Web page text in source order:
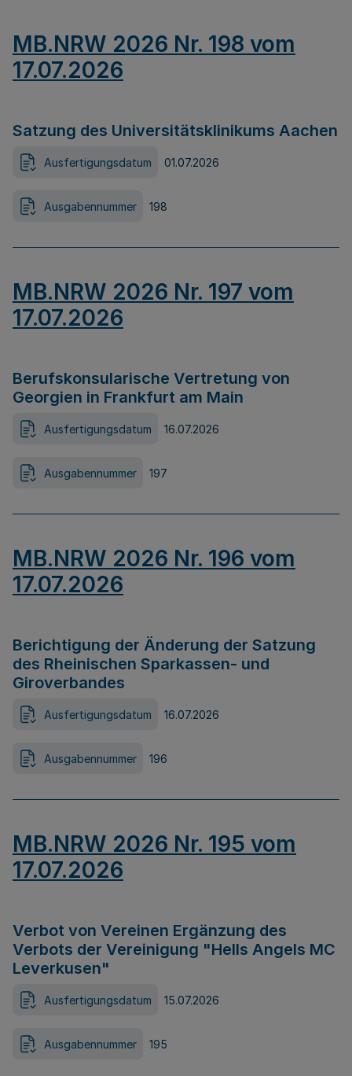
MB.NRW 2026 Nr. 198 vom
17.07.2026
Satzung des Universitätsklinikums Aachen
Ausfertigungsdatum 01.07.2026
Ausgabennummer 198
MB.NRW 2026 Nr. 197 vom
17.07.2026
Berufskonsularische Vertretung von
Georgien in Frankfurt am Main
Ausfertigungsdatum 16.07.2026
Ausgabennummer 197
MB.NRW 2026 Nr. 196 vom
17.07.2026
Berichtigung der Änderung der Satzung
des Rheinischen Sparkassen- und
Giroverbandes
Ausfertigungsdatum 16.07.2026
Ausgabennummer 196
MB.NRW 2026 Nr. 195 vom
17.07.2026
Verbot von Vereinen Ergänzung des
Verbots der Vereinigung "Hells Angels MC
Leverkusen"
Ausfertigungsdatum 15.07.2026
Ausgabennummer 195